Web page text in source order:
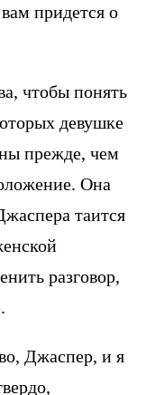
придется о
чтобы понять
девушке
прежде, чем
Она
таится
разговор,
Джаспер, и я